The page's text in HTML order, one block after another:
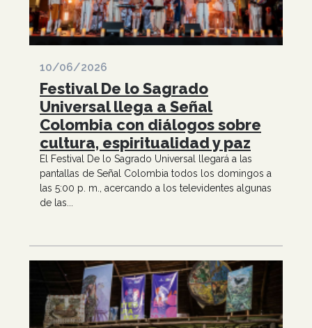
10/06/2026
Festival De lo Sagrado
Universal llega a Señal
Colombia con diálogos sobre
cultura, espiritualidad y paz
El Festival De lo Sagrado Universal llegará a las
pantallas de Señal Colombia todos los domingos a
las 5:00 p. m., acercando a los televidentes algunas
de las...